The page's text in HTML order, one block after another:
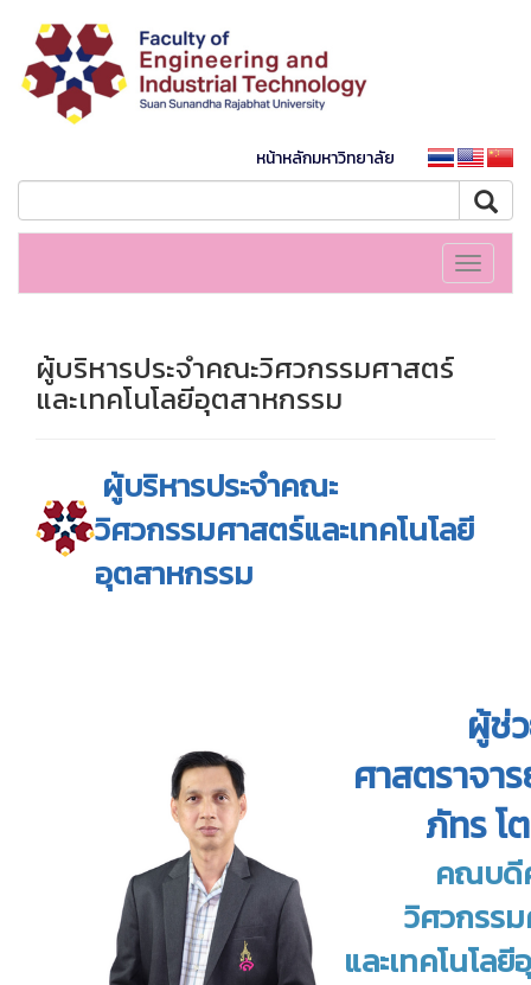
หน้าหลักมหาวิทยาลัย
Toggle
ผู้บริหารประจำคณะวิศวกรรมศาสตร์
และเทคโนโลยีอุตสาหกรรม
ผู้บริหารประจำคณะ
วิศวกรรมศาสตร์และเทคโนโลยี
อุตสาหกรรม
ผู้ช่
ศาสตราจา
ภัทร โ
คณบดี
วิศวกรร
และเทคโนโล